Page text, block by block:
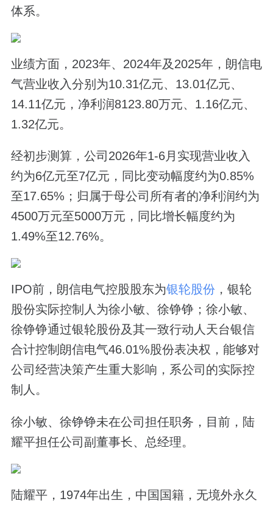
体系。
业绩方面，2023年、2024年及2025年，朗信电
气营业收入分别为10.31亿元、13.01亿元、
14.11亿元，净利润8123.80万元、1.16亿元、
1.32亿元。
经初步测算，公司2026年1-6月实现营业收入
约为6亿元至7亿元，同比变动幅度约为0.85%
至17.65%；归属于母公司所有者的净利润约为
4500万元至5000万元，同比增长幅度约为
1.49%至12.76%。
IPO前，朗信电气控股股东为银轮股份 ，银轮
股份实际控制人为徐小敏、徐铮铮；徐小敏、
徐铮铮通过银轮股份及其一致行动人天台银信
合计控制朗信电气46.01%股份表决权，能够对
公司经营决策产生重大影响，系公司的实际控
制人。
徐小敏、徐铮铮未在公司担任职务，目前，陆
耀平担任公司副董事长、总经理。
陆耀平，1974年出生，中国国籍，无境外永久